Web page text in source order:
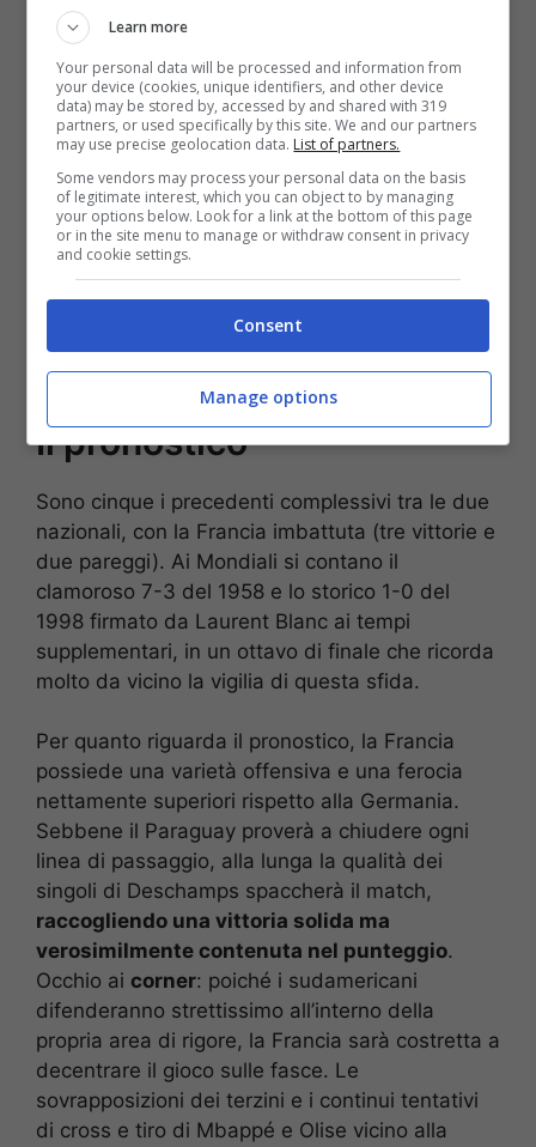
BONUS BENVENUTO FASTBET
Bonus FastBet: 50€ di Bonus Benvenuto
scommesse
Inserisci il codice BONUSBET in fase di registrazione:
ricevi il 50% gratis sul primo deposito fino a 50€
50€ di Bonus reale
VERIFICA
Mostra Informazioni
Il pronostico
Sono cinque i precedenti complessivi tra le due
nazionali, con la Francia imbattuta (tre vittorie e
due pareggi). Ai Mondiali si contano il
clamoroso 7-3 del 1958 e lo storico 1-0 del
1998 firmato da Laurent Blanc ai tempi
supplementari, in un ottavo di finale che ricorda
molto da vicino la vigilia di questa sfida.
Per quanto riguarda il pronostico, la Francia
possiede una varietà offensiva e una ferocia
nettamente superiori rispetto alla Germania.
Sebbene il Paraguay proverà a chiudere ogni
linea di passaggio, alla lunga la qualità dei
singoli di Deschamps spaccherà il match,
raccogliendo una vittoria solida ma
verosimilmente contenuta nel punteggio.
Occhio ai corner: poiché i sudamericani
difenderanno strettissimo all’interno della
propria area di rigore, la Francia sarà costretta a
decentrare il gioco sulle fasce. Le
sovrapposizioni dei terzini e i continui tentativi
di cross e tiro di Mbappé e Olise vicino alla
Learn more
Your personal data will be processed and information from
your device (cookies, unique identifiers, and other device
data) may be stored by, accessed by and shared with 319
partners, or used specifically by this site. We and our partners
may use precise geolocation data. List of partners.
Some vendors may process your personal data on the basis
of legitimate interest, which you can object to by managing
your options below. Look for a link at the bottom of this page
or in the site menu to manage or withdraw consent in privacy
and cookie settings.
Consent
Manage options